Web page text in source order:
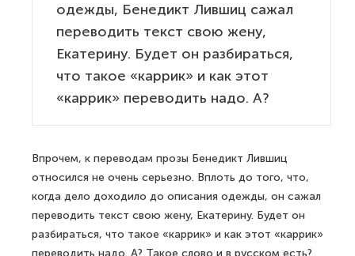
одежды, Бенедикт Лившиц сажал
переводить текст свою жену,
Екатерину. Будет он разбираться,
что такое «каррик» и как этот
«каррик» переводить надо. А?
Впрочем, к переводам прозы Бенедикт Лившиц
относился не очень серьезно. Вплоть до того, что,
когда дело доходило до описания одежды, он сажал
переводить текст свою жену, Екатерину. Будет он
разбираться, что такое «каррик» и как этот «каррик»